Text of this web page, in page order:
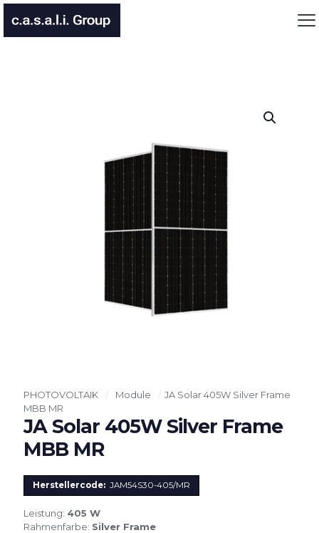
PHOTOVOLTAIK / Module / JA Solar 405W Silver Frame
MBB MR
JA Solar 405W Silver Frame
MBB MR
Herstellercode: JAM54S30-405/MR
Leistung: 405 W
Rahmenfarbe: Silver Frame